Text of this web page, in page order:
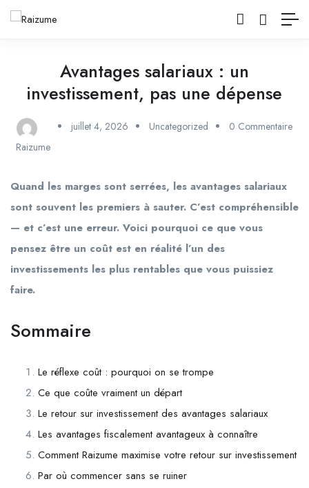
Avantages salariaux : un
investissement, pas une dépense
Raizume
juillet 4, 2026 Uncategorized 0 Commentaire
Quand les marges sont serrées, les avantages salariaux
sont souvent les premiers à sauter. C’est compréhensible
— et c’est une erreur. Voici pourquoi ce que vous
pensez être un coût est en réalité l’un des
investissements les plus rentables que vous puissiez
faire.
Sommaire
Le réflexe coût : pourquoi on se trompe
Ce que coûte vraiment un départ
Le retour sur investissement des avantages salariaux
Les avantages fiscalement avantageux à connaître
Comment Raizume maximise votre retour sur investissement
Par où commencer sans se ruiner